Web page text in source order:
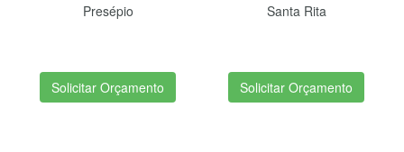
Presépio
Solicitar Orçamento
Santa Rita
Solicitar Orçamento